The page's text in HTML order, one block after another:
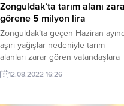
Zonguldak’ta tarım alanı
görene 5 milyon lira
Zonguldak’ta geçen Haziran
aşırı yağışlar nedeniyle tarım
alanları zarar gören vatandaşlara
toplam 5 milyon lira ödenek
verilecek.
12.08.2022 16:26